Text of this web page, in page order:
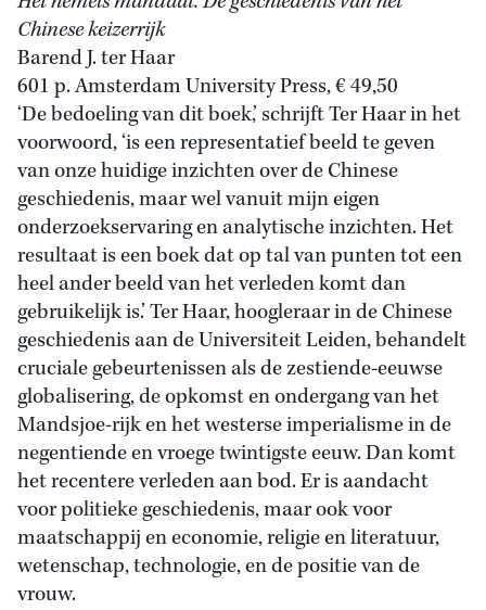
Chinese keizerrijk
Barend J. ter Haar
601 p. Amsterdam University Press, € 49,50
‘De bedoeling van dit boek,’ schrijft Ter Haar in het
voorwoord, ‘is een representatief beeld te geven
van onze huidige inzichten over de Chinese
geschiedenis, maar wel vanuit mijn eigen
onderzoekservaring en analytische inzichten. Het
resultaat is een boek dat op tal van punten tot een
heel ander beeld van het verleden komt dan
gebruikelijk is.’ Ter Haar, hoogleraar in de Chinese
geschiedenis aan de Universiteit Leiden, behandelt
cruciale gebeurtenissen als de zestiende-eeuwse
globalisering, de opkomst en ondergang van het
Mandsjoe-rijk en het westerse imperialisme in de
negentiende en vroege twintigste eeuw. Dan komt
het recentere verleden aan bod. Er is aandacht
voor politieke geschiedenis, maar ook voor
maatschappij en economie, religie en literatuur,
wetenschap, technologie, en de positie van de
vrouw.